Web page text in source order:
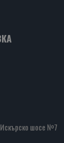
шосе №7